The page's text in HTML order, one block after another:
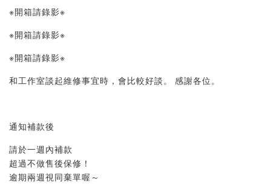
※開箱請錄影※
※開箱請錄影※
※開箱請錄影※
和工作室談起維修事宜時，會比較好談。 感謝各位。
通知補款後
請於一週內補款
超過不做售後保修！
逾期兩週視同棄單喔～